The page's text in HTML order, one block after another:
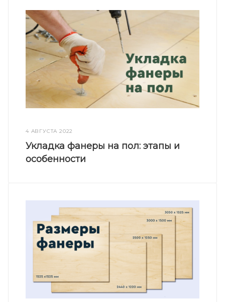
4 АВГУСТА 2022
Укладка фанеры на пол: этапы и
особенности